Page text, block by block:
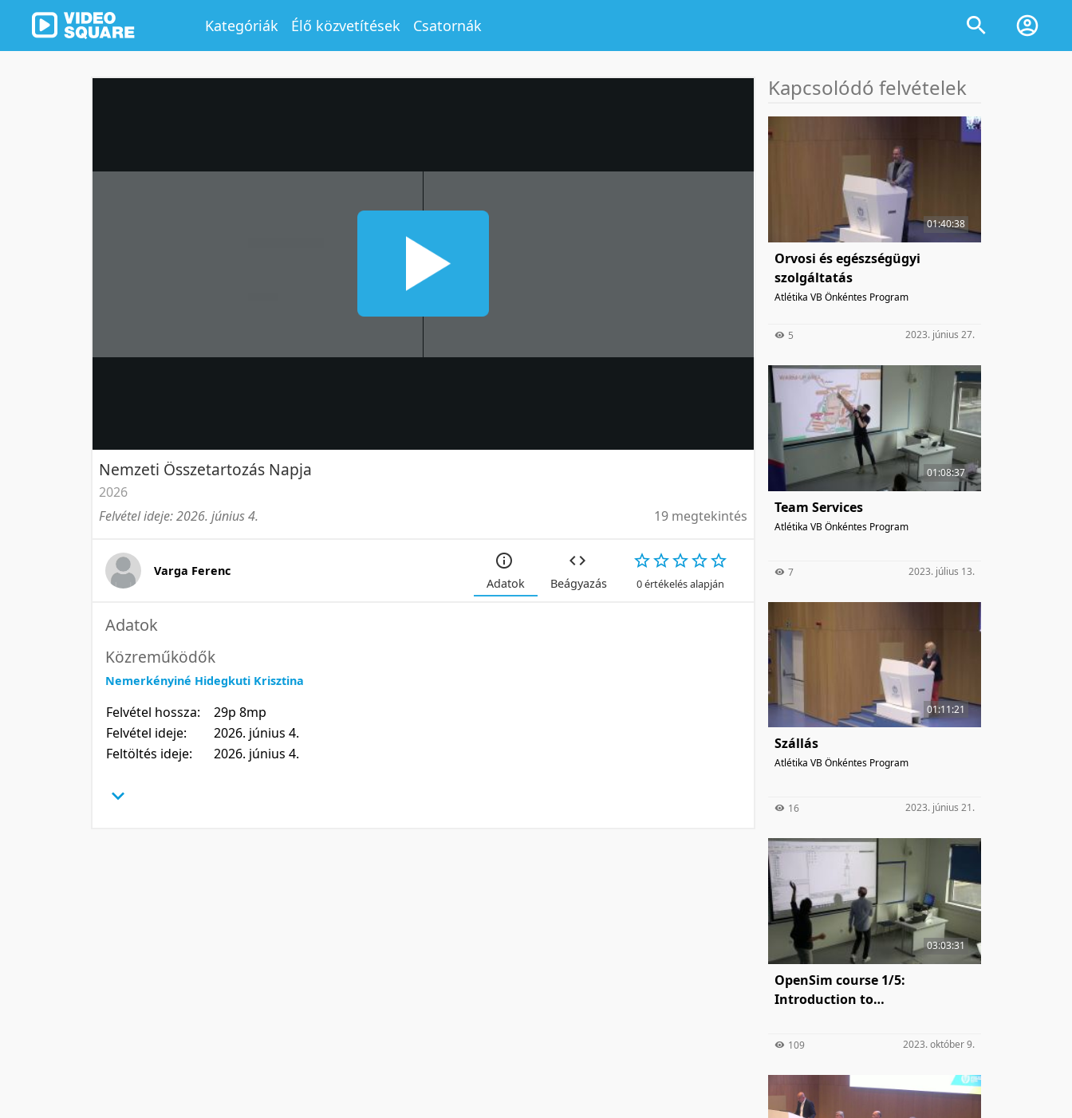
Kategóriák Élő közvetítések Csatornák
Nemzeti Összetartozás Napja
2026
Felvétel ideje: 2026. június 4.
19 megtekintés
Varga Ferenc
Adatok
Beágyazás 0 értékelés alapján
Adatok
Közreműködők
Nemerkényiné Hidegkuti Krisztina
Felvétel hossza:
29p 8mp
Felvétel ideje:
2026. június 4.
Feltöltés ideje:
2026. június 4.
Kapcsolódó felvételek
01:40:38
Orvosi és egészségügyi
szolgáltatás
Atlétika VB Önkéntes Program
5 2023. június 27.
01:08:37
Team Services
Atlétika VB Önkéntes Program
7 2023. július 13.
01:11:21
Szállás
Atlétika VB Önkéntes Program
16 2023. június 21.
03:03:31
OpenSim course 1/5:
Introduction to
109 2023. október 9.